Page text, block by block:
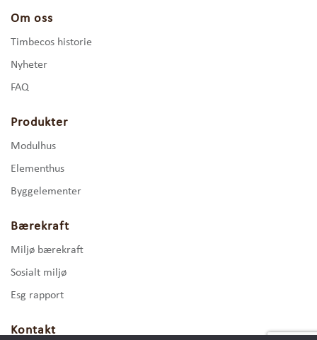
Om oss
Timbecos historie
Nyheter
FAQ
Produkter
Modulhus
Elementhus
Byggelementer
Bærekraft
Miljø bærekraft
Sosialt miljø
Esg rapport
Kontakt